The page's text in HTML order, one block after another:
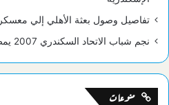
تفاصيل وصول بعثة الأهلي إلي معسكر
نجم شباب الاتحاد السكندري 2007 يمضي علي أولي خطوات الإحتراف
منوعات